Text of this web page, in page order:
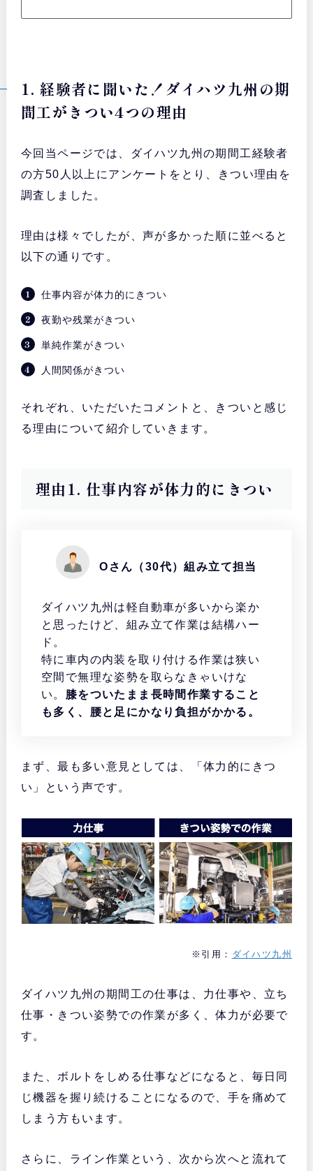
1. 経験者に聞いた！ダイハツ九州の期
間工がきつい4つの理由
今回当ページでは、ダイハツ九州の期間工経験者
の方50人以上にアンケートをとり、きつい理由を
調査しました。
理由は様々でしたが、声が多かった順に並べると
以下の通りです。
仕事内容が体力的にきつい
夜勤や残業がきつい
単純作業がきつい
人間関係がきつい
それぞれ、いただいたコメントと、きついと感じ
る理由について紹介していきます。
理由1. 仕事内容が体力的にきつい
Oさん（30代）組み立て担当
ダイハツ九州は軽自動車が多いから楽か
と思ったけど、組み立て作業は結構ハー
ド。
特に車内の内装を取り付ける作業は狭い
空間で無理な姿勢を取らなきゃいけな
い。 膝をついたまま長時間作業すること
も多く、腰と足にかなり負担がかかる。
まず、最も多い意見としては、「体力的にきつ
い」という声です。
※引用： ダイハツ九州
ダイハツ九州の期間工の仕事は、力仕事や、立ち
仕事・きつい姿勢での作業が多く、体力が必要で
す。
また、ボルトをしめる仕事などになると、毎日同
じ機器を握り続けることになるので、手を痛めて
しまう方もいます。
さらに、ライン作業という、次から次へと流れて